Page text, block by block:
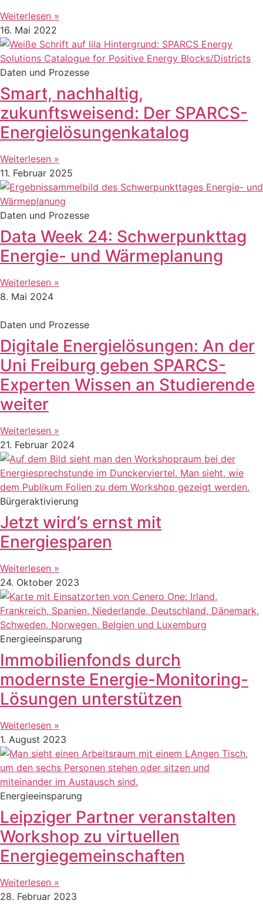
Weiterlesen »
16. Mai 2022
Daten und Prozesse
Smart, nachhaltig,
zukunftsweisend: Der SPARCS-
Energielösungenkatalog
Weiterlesen »
11. Februar 2025
Daten und Prozesse
Data Week 24: Schwerpunkttag
Energie- und Wärmeplanung
Weiterlesen »
8. Mai 2024
Daten und Prozesse
Digitale Energielösungen: An der
Uni Freiburg geben SPARCS-
Experten Wissen an Studierende
weiter
Weiterlesen »
21. Februar 2024
Bürgeraktivierung
Jetzt wird’s ernst mit
Energiesparen
Weiterlesen »
24. Oktober 2023
Energieeinsparung
Immobilienfonds durch
modernste Energie-Monitoring-
Lösungen unterstützen
Weiterlesen »
1. August 2023
Energieeinsparung
Leipziger Partner veranstalten
Workshop zu virtuellen
Energiegemeinschaften
Weiterlesen »
28. Februar 2023